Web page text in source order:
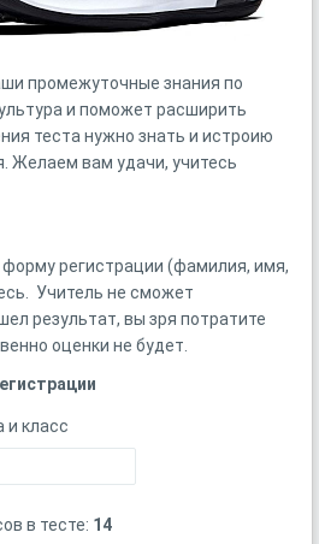
промежуточные знания по
и поможет расширить
теста нужно знать и истроию
Желаем вам удачи, учитесь
регистрации (фамилия, имя,
Учитель не сможет
результат, вы зря потратите
оценки не будет.
и класс
в тесте: 14